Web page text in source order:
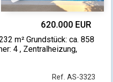
620.000 EUR
m² Grundstück: ca. 858
4 , Zentralheizung,
Ref. AS-3323